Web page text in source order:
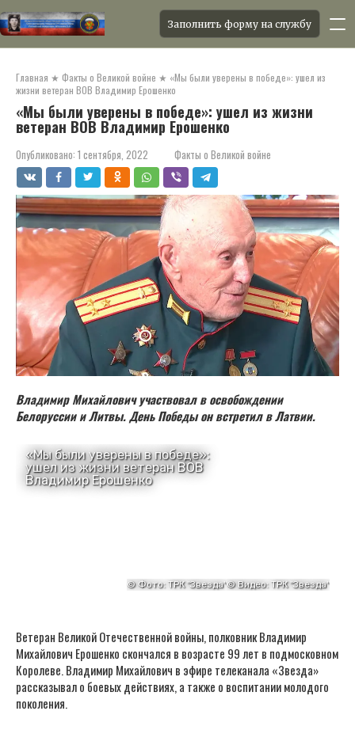
контенту
Заполнить форму на службу
Главная ★ Факты о Великой войне ★ «Мы были уверены в победе»: ушел из
жизни ветеран ВОВ Владимир Ерошенко
«Мы были уверены в победе»: ушел из жизни
ветеран ВОВ Владимир Ерошенко
Опубликовано: 1 сентября, 2022 Факты о Великой войне
Владимир Михайлович участвовал в освобождении
Белоруссии и Литвы. День Победы он встретил в Латвии.
Ветеран Великой Отечественной войны, полковник Владимир
Михайлович Ерошенко скончался в возрасте 99 лет в подмосковном
Королеве. Владимир Михайлович в эфире телеканала «Звезда»
рассказывал о боевых действиях, а также о воспитании молодого
поколения.